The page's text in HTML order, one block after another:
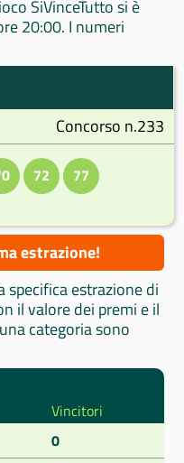
SiVinceTutto si è
20:00. I numeri
Concorso n.233
72 77
estrazione!
specifica estrazione di
il valore dei premi e il
categoria sono
Vincitori
0